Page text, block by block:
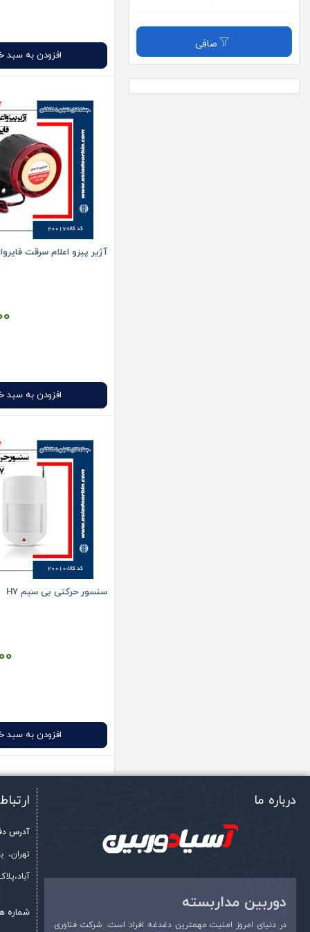
صافی
افزودن به سبد
آژیر پیزو اعلام سرقت
افزودن به سبد
سنسور حرکتی بی سیم H7
افزودن به سبد
درباره ما
دوربین مداربسته
در دنیای امروز امنیت مهمترین دغدغه افراد است. شرکت فناوری
آدرس
آباد،پلاک 361 (جنب نان سحر)، طبقه 5،
شماره